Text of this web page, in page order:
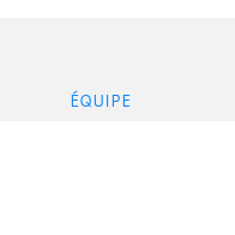
ÉQUIPE